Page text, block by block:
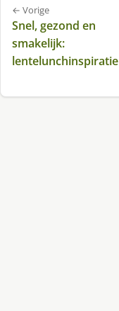
navigatie
← Vorige
Snel, gezond en
smakelijk:
lentelunchinspiratie